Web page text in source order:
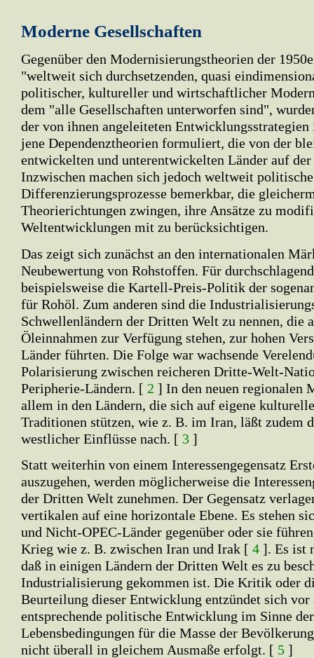
Moderne Gesellschaften
Gegenüber den Modernisierungstheorien der
"weltweit sich durchsetzenden, quasi
politischer, kultureller und wirtschaftlicher
dem "alle Gesellschaften unterworfen sind",
der von ihnen angeleiteten Entwicklungsstrategien
jene Dependenztheorien formuliert, die von der
entwickelten und unterentwickelten Länder auf
Inzwischen machen sich jedoch weltweit
Differenzierungsprozesse bemerkbar, die
Theorierichtungen zwingen, ihre Ansätze zu
Weltentwicklungen mit zu berücksichtigen.
Das zeigt sich zunächst an den internationalen
Neubewertung von Rohstoffen. Für
beispielsweise die Kartell-Preis-Politik der
für Rohöl. Zum anderen sind die
Schwellenländern der Dritten Welt zu nennen, die
Öleinnahmen zur Verfügung stehen, zur hohen
Länder führten. Die Folge war wachsende
Polarisierung zwischen reicheren Dritte-Welt-
Peripherie-Ländern. [ 2 ] In den neuen regionalen
allem in den Ländern, die sich auf eigene
Traditionen stützen, wie z. B. im Iran, läßt zudem
westlicher Einflüsse nach. [ 3 ]
Statt weiterhin von einem Interessengegensatz
auszugehen, werden möglicherweise die
der Dritten Welt zunehmen. Der Gegensatz
vertikalen auf eine horizontale Ebene. Es stehen
und Nicht-OPEC-Länder gegenüber oder sie
Krieg wie z. B. zwischen Iran und Irak [ 4 ]. Es ist
daß in einigen Ländern der Dritten Welt es zu
Industrialisierung gekommen ist. Die Kritik oder
Beurteilung dieser Entwicklung entzündet sich vor
entsprechende politische Entwicklung im Sinne
Lebensbedingungen für die Masse der
nicht überall in gleichem Ausmaße erfolgt. [ 5 ]